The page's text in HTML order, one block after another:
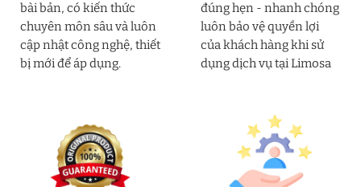
bài bản, có kiến thức
chuyên môn sâu và luôn
cập nhật công nghệ, thiết
bị mới để áp dụng.
đúng hẹn - nhanh chóng
luôn bảo vệ quyền lợi
của khách hàng khi sử
dụng dịch vụ tại Limosa